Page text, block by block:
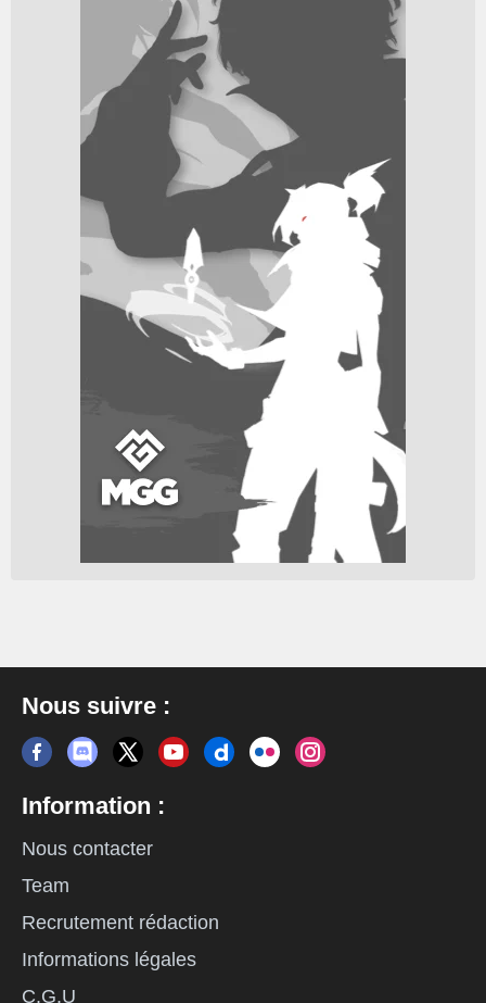
Nous suivre :
Information :
Nous contacter
Team
Recrutement rédaction
Informations légales
C.G.U